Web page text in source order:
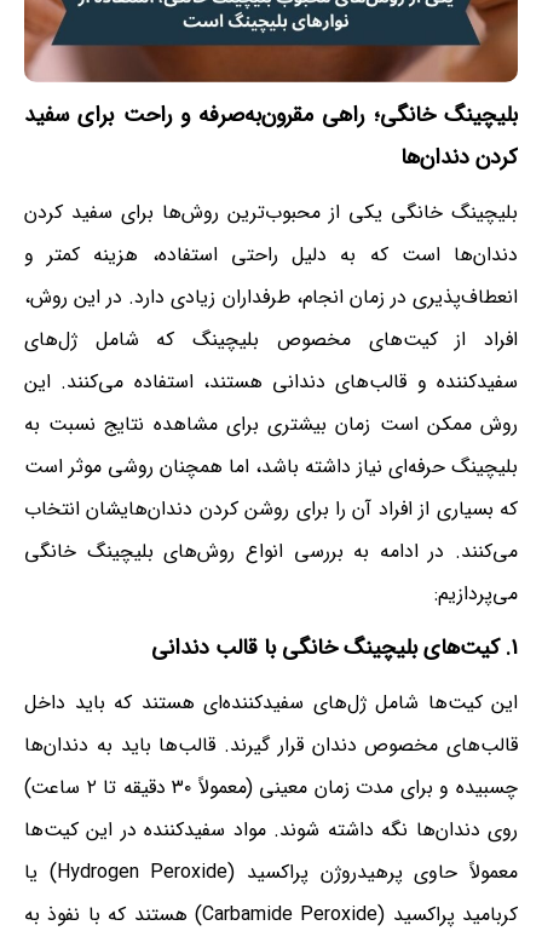
بلیچینگ خانگی؛راهی مقرون‌به‌صرفه و راحت برای سفید
کردن دندان‌ها
بلیچینگ خانگی یکی از محبوب‌ترین روش‌ها برای سفید کردن
دندان‌ها است که به دلیل راحتی استفاده، هزینه کمتر و
انعطاف‌پذیری در زمان انجام، طرفداران زیادی دارد. در این روش،
افراد از کیت‌های مخصوص بلیچینگ که شامل ژل‌های
سفیدکننده و قالب‌های دندانی هستند، استفاده می‌کنند. این
روش ممکن است زمان بیشتری برای مشاهده نتایج نسبت به
بلیچینگ حرفه‌ای نیاز داشته باشد، اما همچنان روشی موثر است
که بسیاری از افراد آن را برای روشن کردن دندان‌هایشان انتخاب
می‌کنند. در ادامه به بررسی انواع روش‌های بلیچینگ خانگی
می‌پردازیم:
۱. کیت‌های بلیچینگ خانگی با قالب دندانی
این کیت‌ها شامل ژل‌های سفیدکننده‌ای هستند که باید داخل
قالب‌های مخصوص دندان قرار گیرند. قالب‌ها باید به دندان‌ها
چسبیده و برای مدت زمان معینی (معمولاً ۳۰ دقیقه تا ۲ ساعت)
روی دندان‌ها نگه داشته شوند. مواد سفیدکننده در این کیت‌ها
معمولاً حاوی پرهیدروژن پراکسید (Hydrogen Peroxide) یا
کربامید پراکسید (Carbamide Peroxide) هستند که با نفوذ به